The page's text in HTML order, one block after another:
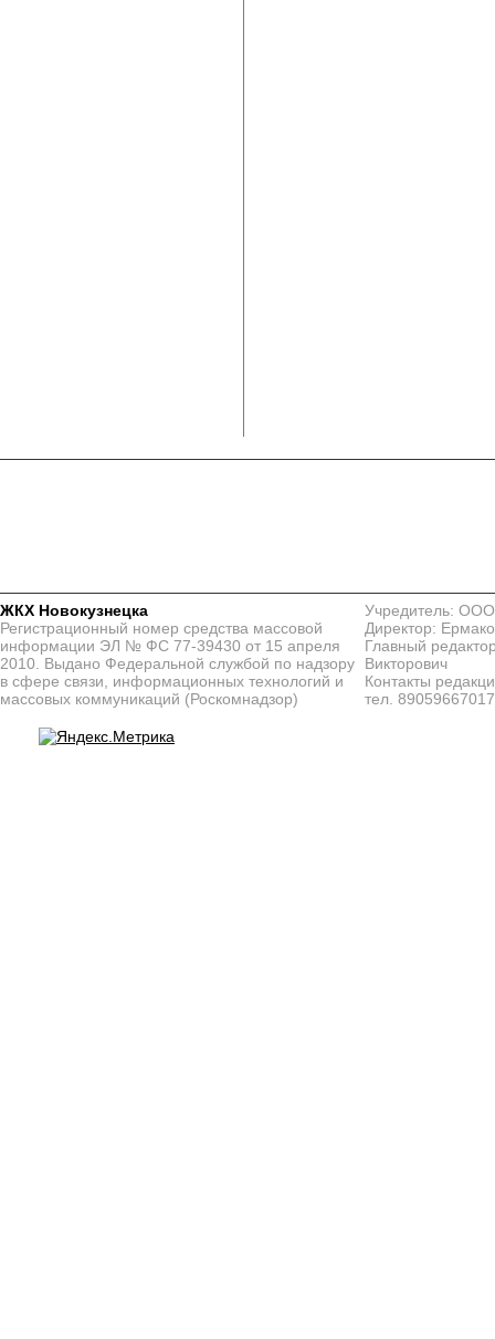
ЖКХ Новокузнецка
Регистрационный номер средства массовой
информации ЭЛ № ФС 77-39430 от 15 апреля
2010. Выдано Федеральной службой по надзору
в сфере связи, информационных технологий и
массовых коммуникаций (Роскомнадзор)
Учредитель:
Директор:
Главный
Викторович
Контакты
тел. 89059667017